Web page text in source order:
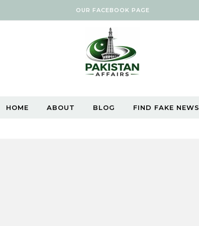
OUR FACEBOOK PAGE
HOME ABOUT BLOG FIND FAKE NEWS